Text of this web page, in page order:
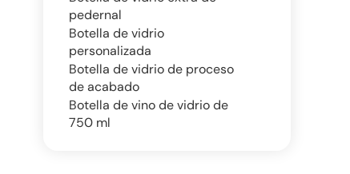
pedernal
Botella de vidrio
personalizada
Botella de vidrio de proceso
de acabado
Botella de vino de vidrio de
750 ml